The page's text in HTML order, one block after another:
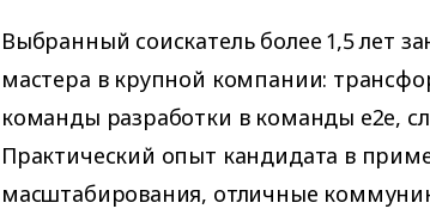
Выбранный соискатель более 1,5 лет
мастера в крупной компании:
команды разработки в команды e2e,
Практический опыт кандидата в
масштабирования, отличные